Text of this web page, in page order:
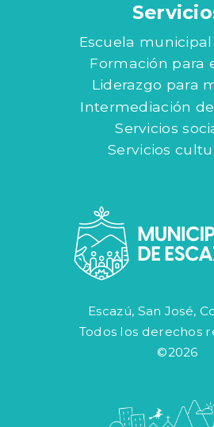
Escuela
Formación para
Liderazgo para
Intermediación
Servicios
Servicios
Escazú, San José,
Todos los derechos
©2026